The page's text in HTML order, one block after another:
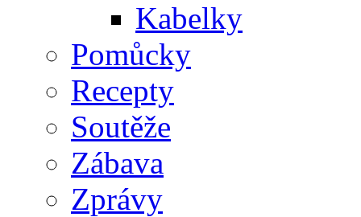
Kabelky
Pomůcky
Recepty
Soutěže
Zábava
Zprávy